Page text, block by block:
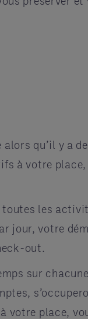
qu’il y a
à votre
les
jour, votre
out.
sur
votre place,